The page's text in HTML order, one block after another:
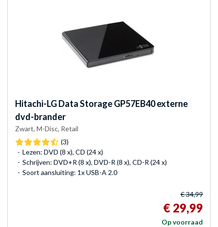
Hitachi-LG Data StorageGP57EB40 externe
dvd-brander
Zwart, M-Disc, Retail
(3)
Lezen: DVD (8 x), CD (24 x)
Schrijven: DVD+R (8 x), DVD-R (8 x), CD-R (24 x)
Soort aansluiting: 1x USB-A 2.0
€ 34,99
€ 29,99
Op voorraad